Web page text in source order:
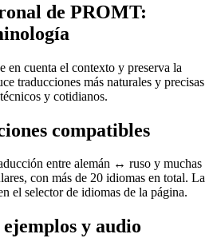
de PROMT:
cuenta el contexto y preserva la
traducciones más naturales y precisas
y cotidianos.
compatibles
entre alemán ↔ ruso y muchas
con más de 20 idiomas en total. La
el selector de idiomas de la página.
y audio